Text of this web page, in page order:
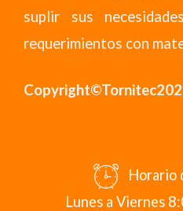
suplir sus
requerimientos con
Horario
Lunes a Viernes